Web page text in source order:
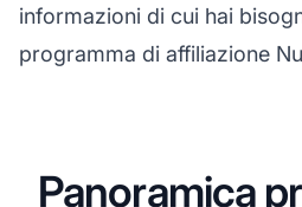
informazioni di cui hai
programma di affiliazione
Panoramica